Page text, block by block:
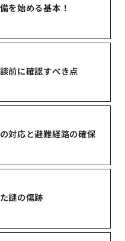
を始める基本！
前に確認すべき点
対応と避難経路の確保
謎の傷跡